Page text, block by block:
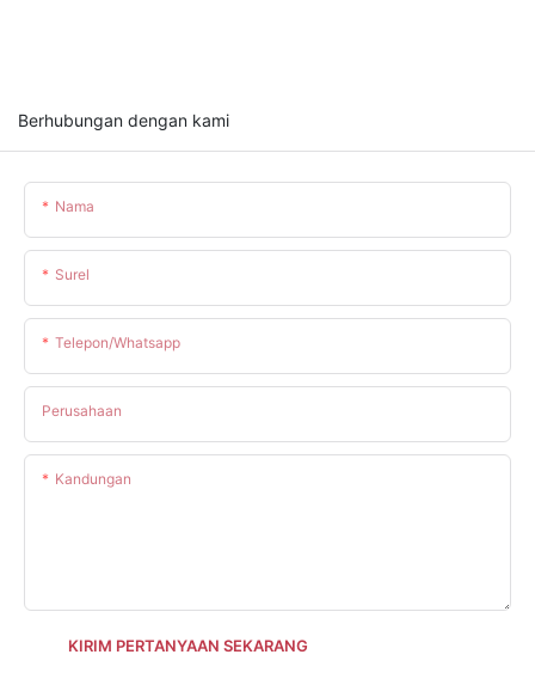
Berhubungan dengan kami
Nama
Surel
Telepon/whatsapp
Perusahaan
Kandungan
KIRIM PERTANYAAN SEKARANG